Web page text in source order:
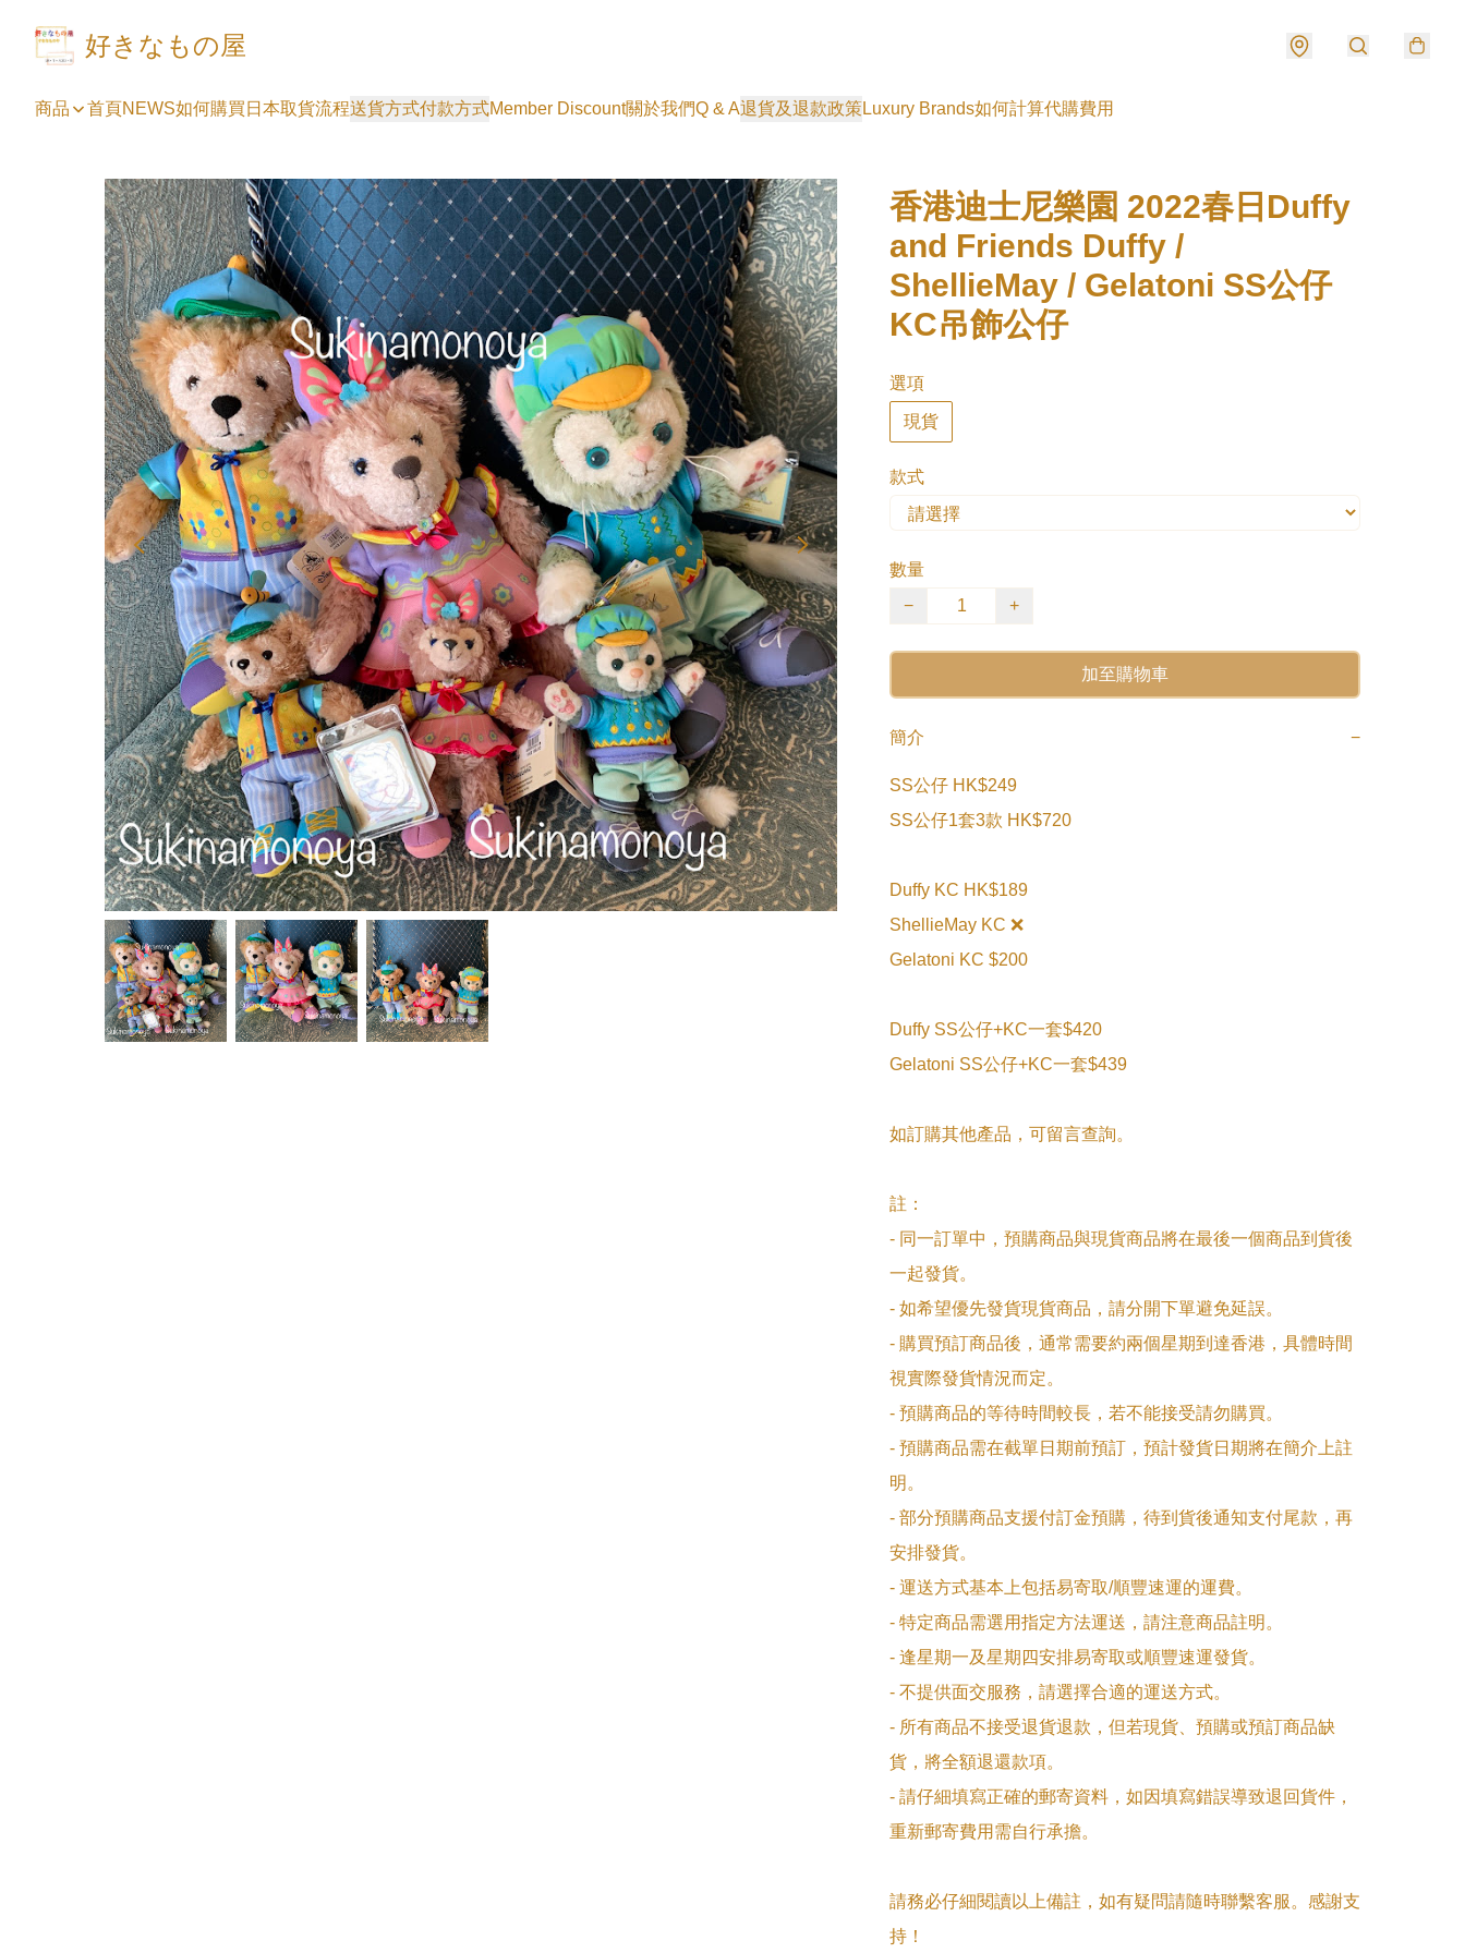
好きなもの屋
商品 首頁NEWS如何購買 日本取貨流程送貨方式付款方式Member Discount關於我們Q & A退貨及退款政策Luxury Brands如何計算代購費用
香港迪士尼樂園 2022春日Duffy
and Friends Duffy /
ShellieMay / Gelatoni SS公仔
KC吊飾公仔
選項
現貨
款式
數量
−
+
加至購物車
簡介 −
SS公仔 HK$249
SS公仔1套3款 HK$720
Duffy KC HK$189
ShellieMay KC ❌
Gelatoni KC $200
Duffy SS公仔+KC一套$420
Gelatoni SS公仔+KC一套$439
如訂購其他產品，可留言查詢。
註：
- 同一訂單中，預購商品與現貨商品將在最後一個商品到貨後
一起發貨。
- 如希望優先發貨現貨商品，請分開下單避免延誤。
- 購買預訂商品後，通常需要約兩個星期到達香港，具體時間
視實際發貨情況而定。
- 預購商品的等待時間較長，若不能接受請勿購買。
- 預購商品需在截單日期前預訂，預計發貨日期將在簡介上註
明。
- 部分預購商品支援付訂金預購，待到貨後通知支付尾款，再
安排發貨。
- 運送方式基本上包括易寄取/順豐速運的運費。
- 特定商品需選用指定方法運送，請注意商品註明。
- 逢星期一及星期四安排易寄取或順豐速運發貨。
- 不提供面交服務，請選擇合適的運送方式。
- 所有商品不接受退貨退款，但若現貨、預購或預訂商品缺
貨，將全額退還款項。
- 請仔細填寫正確的郵寄資料，如因填寫錯誤導致退回貨件，
重新郵寄費用需自行承擔。
請務必仔細閱讀以上備註，如有疑問請隨時聯繫客服。感謝支
持！